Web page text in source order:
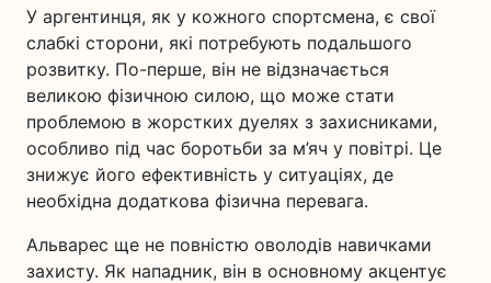
У аргентинця, як у кожного спортсмена, є свої
слабкі сторони, які потребують подальшого
розвитку. По-перше, він не відзначається
великою фізичною силою, що може стати
проблемою в жорстких дуелях з захисниками,
особливо під час боротьби за м’яч у повітрі. Це
знижує його ефективність у ситуаціях, де
необхідна додаткова фізична перевага.
Альварес ще не повністю оволодів навичками
захисту. Як нападник, він в основному акцентує